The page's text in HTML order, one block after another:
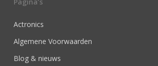
Actronics
Algemene Voorwaarden
Blog & nieuws